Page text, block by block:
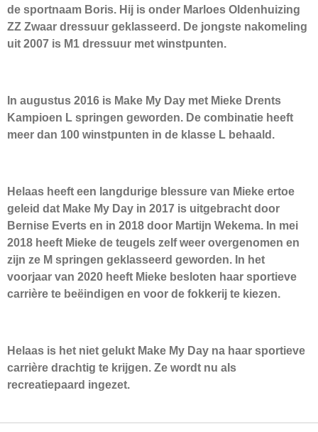
de sportnaam Boris. Hij is onder Marloes Oldenhuizing
ZZ Zwaar dressuur geklasseerd. De jongste nakomeling
uit 2007 is M1 dressuur met winstpunten.
In augustus 2016 is Make My Day met Mieke Drents
Kampioen L springen geworden. De combinatie heeft
meer dan 100 winstpunten in de klasse L behaald.
Helaas heeft een langdurige blessure van Mieke ertoe
geleid dat Make My Day in 2017 is uitgebracht door
Bernise Everts en in 2018 door Martijn Wekema. In mei
2018 heeft Mieke de teugels zelf weer overgenomen en
zijn ze M springen geklasseerd geworden. In het
voorjaar van 2020 heeft Mieke besloten haar sportieve
carrière te beëindigen en voor de fokkerij te kiezen.
Helaas is het niet gelukt Make My Day na haar sportieve
carrière drachtig te krijgen. Ze wordt nu als
recreatiepaard ingezet.